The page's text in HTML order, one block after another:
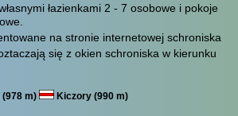
łazienkami 2 - 7 osobowe i pokoje
na stronie internetowej schroniska
się z okien schroniska w kierunku
m) Kiczory (990 m)